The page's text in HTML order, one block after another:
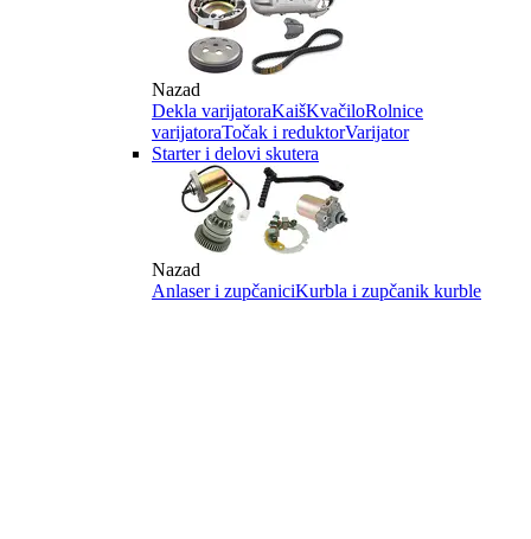
Nazad
Dekla varijatoraKaišKvačiloRolnice
varijatoraTočak i reduktorVarijator
Starter i delovi skutera
Nazad
Anlaser i zupčaniciKurbla i zupčanik kurble